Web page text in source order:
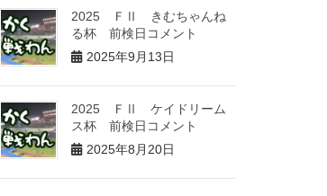
2025 ＦⅡ きむちゃんね
る杯 前検日コメント
2025年9月13日
2025 ＦⅡ ケイドリーム
ス杯 前検日コメント
2025年8月20日